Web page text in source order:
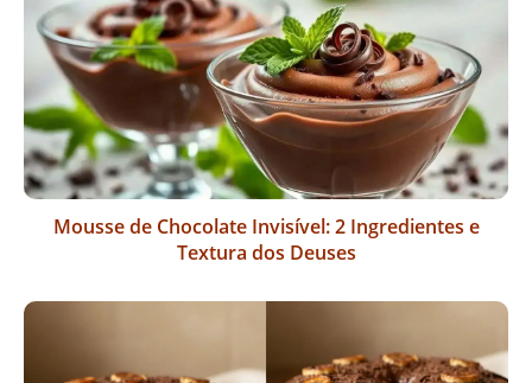
Mousse de Chocolate Invisível: 2 Ingredientes e
Textura dos Deuses